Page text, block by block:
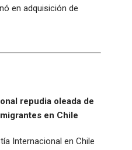
en adquisición de
repudia oleada de
en Chile
Internacional en Chile